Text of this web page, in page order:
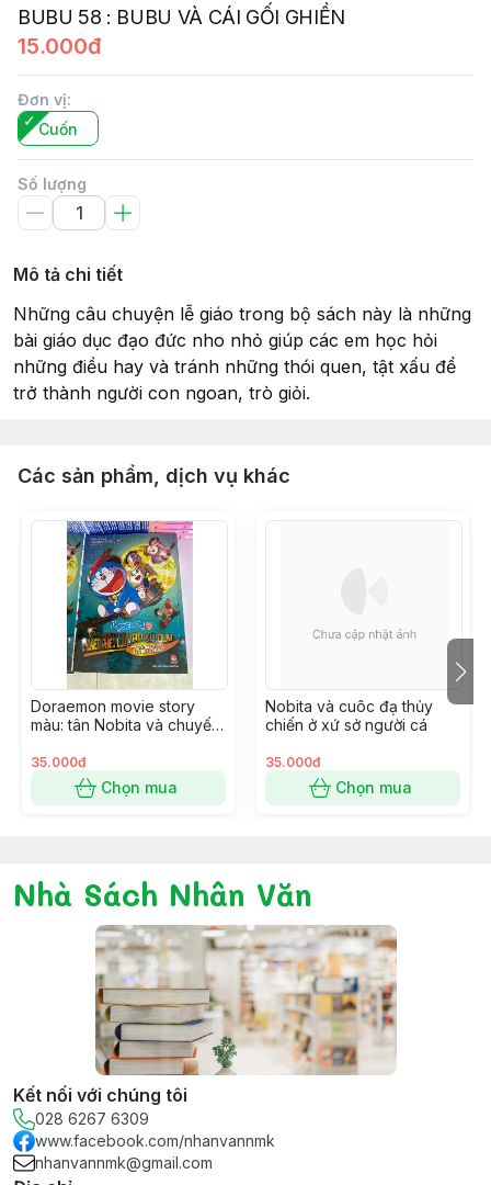
BUBU 58 : BUBU VÀ CÁI GỐI GHIỀN
15.000đ
Đơn vị:
Cuốn
Số lượng
Mô tả chi tiết
Những câu chuyện lễ giáo trong bộ sách này là những
bài giáo dục đạo đức nho nhỏ giúp các em học hỏi
những điều hay và tránh những thói quen, tật xấu để
trở thành người con ngoan, trò giỏi.
Các sản phẩm, dịch vụ khác
Doraemon movie story
màu: tân Nobita và chuyến
dũng sĩ phép thuật
35.000đ
Chọn mua
Nobita và cuôc đạ thủy
chiến ở xứ sở người cá
35.000đ
Chọn mua
Nhà Sách Nhân Văn
Kết nối với chúng tôi
028 6267 6309
www.facebook.com/nhanvannmk
nhanvannmk@gmail.com